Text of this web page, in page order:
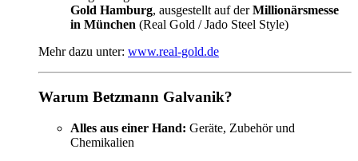
Gold Hamburg, ausgestellt auf derMillionärsmesse
in München (Real Gold / Jado Steel Style)
Mehr dazu unter: www.real-gold.de
Warum Betzmann Galvanik?
Alles aus einer Hand: Geräte, Zubehör und
Chemikalien